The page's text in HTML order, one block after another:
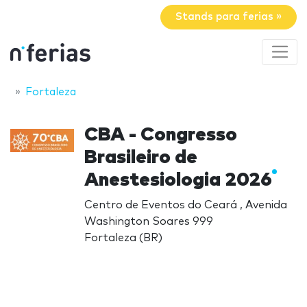
Stands para ferias »
Fortaleza
CBA - Congresso
Brasileiro de
Anestesiologia 2026
Centro de Eventos do Ceará , Avenida
Washington Soares 999
Fortaleza (BR)